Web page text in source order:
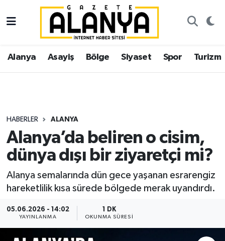
Alanya Asayiş Bölge Siyaset Spor Turizm
HABERLER ALANYA
Alanya’da beliren o cisim,
dünya dışı bir ziyaretçi mi?
Alanya semalarında dün gece yaşanan esrarengiz
hareketlilik kısa sürede bölgede merak uyandırdı.
05.06.2026 - 14:02
YAYINLANMA
1 DK
OKUNMA SÜRESI
Alanya
Asayiş
Siyaset
Spor
Turizm
Ekonomi
Gazipaşa
İstanbul Nöbetçi Eczaneler
İstanbul Hava Durumu
Süper Lig Puan Durumu ve Fikstür
Tüm Manşetler
Son Dakika Haberleri
Haber Arşivi